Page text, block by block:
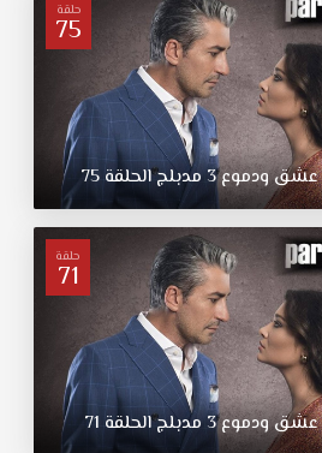
حلقة
75
عشقودموع3 مدبلجالحلقة75
حلقة
71
عشقودموع3 مدبلجالحلقة 71